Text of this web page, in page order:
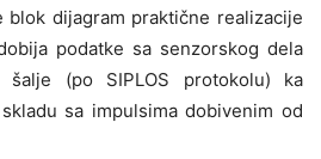
dijagram praktične realizacije
podatke sa senzorskog dela
(po SIPLOS protokolu) ka
sa impulsima dobivenim od